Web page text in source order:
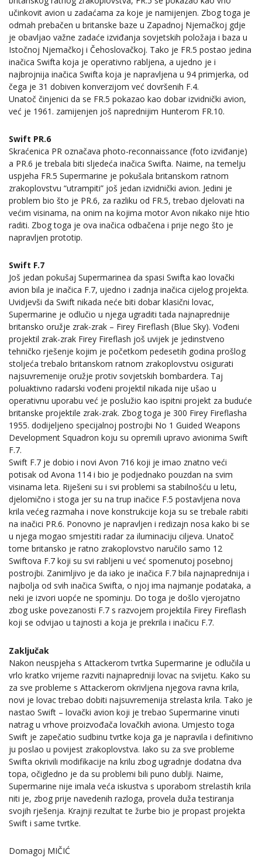
učinkovit avion u zadaćama za koje je namijenjen. Zbog toga je
odmah prebačen u britanske baze u Zapadnoj Njemačkoj gdje
je obavljao važne zadaće izviđanja sovjetskih položaja i baza u
Istočnoj Njemačkoj i Čehoslovačkoj. Tako je FR.5 postao jedina
inačica Swifta koja je operativno rabljena, a ujedno je i
najbrojnija inačica Swifta koja je napravljena u 94 primjerka, od
čega je 31 dobiven konverzijom već dovršenih F.4.
Unatoč činjenici da se FR.5 pokazao kao dobar izvidnički avion,
već je 1961. zamijenjen još naprednijim Hunterom FR.10.
Swift PR.6
Skraćenica PR označava photo-reconnaissance (foto izviđanje)
a PR.6 je trebala biti sljedeća inačica Swifta. Naime, na temelju
uspjeha FR.5 Supermarine je pokušala britanskom ratnom
zrakoplovstvu “utrampiti” još jedan izvidnički avion. Jedini je
problem bio što je PR.6, za razliku od FR.5, trebao djelovati na
većim visinama, na onim na kojima motor Avon nikako nije htio
raditi. Zbog toga je ova inačica odbačena i prije nego što je
napravljen prototip.
Swift F.7
Još jedan pokušaj Supermarinea da spasi Swifta kao lovački
avion bila je inačica F.7, ujedno i zadnja inačica cijelog projekta.
Uvidjevši da Swift nikada neće biti dobar klasični lovac,
Supermarine je odlučio u njega ugraditi tada najnaprednije
britansko oružje zrak-zrak – Firey Fireflash (Blue Sky). Vođeni
projektil zrak-zrak Firey Fireflash još uvijek je jedinstveno
tehničko rješenje kojim je početkom pedesetih godina prošlog
stoljeća trebalo britanskom ratnom zrakoplovstvu osigurati
najsuvremenije oružje protiv sovjetskih bombardera. Taj
poluaktivno radarski vođeni projektil nikada nije ušao u
operativnu uporabu već je poslužio kao ispitni projekt za buduće
britanske projektile zrak-zrak. Zbog toga je 300 Firey Fireflasha
1955. dodijeljeno specijalnoj postrojbi No 1 Guided Weapons
Development Squadron koju su opremili upravo avionima Swift
F.7.
Swift F.7 je dobio i novi Avon 716 koji je imao znatno veći
potisak od Avona 114 i bio je podjednako pouzdan na svim
visinama leta. Riješeni su i svi problemi sa stabilnošću u letu,
djelomično i stoga jer su na trup inačice F.5 postavljena nova
krila većeg razmaha i nove konstrukcije koja su se trebale rabiti
na inačici PR.6. Ponovno je napravljen i redizajn nosa kako bi se
u njega mogao smjestiti radar za iluminaciju ciljeva. Unatoč
tome britansko je ratno zrakoplovstvo naručilo samo 12
Swiftova F.7 koji su svi rabljeni u već spomenutoj posebnoj
postrojbi. Zanimljivo je da iako je inačica F.7 bila najnaprednija i
najbolja od svih inačica Swifta, o njoj ima najmanje podataka, a
neki je izvori uopće ne spominju. Do toga je došlo vjerojatno
zbog uske povezanosti F.7 s razvojem projektila Firey Fireflash
koji se odvijao u tajnosti a koja je prekrila i inačicu F.7.
Zaključak
Nakon neuspjeha s Attackerom tvrtka Supermarine je odlučila u
vrlo kratko vrijeme razviti najnapredniji lovac na svijetu. Kako su
za sve probleme s Attackerom okrivljena njegova ravna krila,
novi je lovac trebao dobiti najsuvremenija strelasta krila. Tako je
nastao Swift – lovački avion koji je trebao Supermarine vinuti
natrag u vrhove proizvođača lovačkih aviona. Umjesto toga
Swift je zapečatio sudbinu tvrtke koja ga je napravila i definitivno
ju poslao u povijest zrakoplovstva. Iako su za sve probleme
Swifta okrivili modifikacije na krilu zbog ugradnje dodatna dva
topa, očigledno je da su problemi bili puno dublji. Naime,
Supermarine nije imala veća iskustva s uporabom strelastih krila
niti je, zbog prije navedenih razloga, provela duža testiranja
svojih rješenja. Krajnji rezultat te žurbe bio je propast projekta
Swift i same tvrtke.
Domagoj MIČIĆ